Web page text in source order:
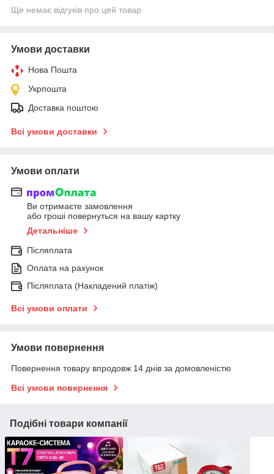
Ще немає відгуків про цей товар
Умови доставки
Нова Пошта
Укрпошта
Доставка поштою
Всі умови доставки
Умови оплати
Ви отримаєте замовлення
або гроші повернуться на вашу картку
Детальніше
Післяплата
Оплата на рахунок
Післяплата (Накладений платіж)
Всі умови оплати
Умови повернення
Повернення товару впродовж 14 днів за домовленістю
Всі умови повернення
Подібні товари компанії